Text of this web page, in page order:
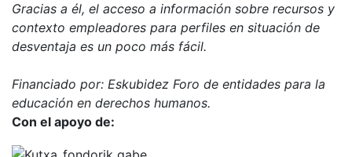
Gracias a él, el acceso a información sobre recursos y
contexto empleadores para perfiles en situación de
desventaja es un poco más fácil.
Financiado por: Eskubidez Foro de entidades para la
educación en derechos humanos.
Con el apoyo de: